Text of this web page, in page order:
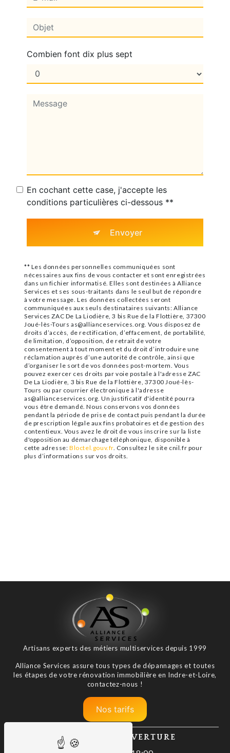
Combien font dix plus sept
En cochant cette case, j'accepte les
conditions particulières ci-dessous **
Envoyer
** Les données personnelles communiquées sont
nécessaires aux fins de vous contacter et sont enregistrées
dans un fichier informatisé. Elles sont destinées à Alliance
Services et ses sous-traitants dans le seul but de répondre
à votre message. Les données collectées seront
communiquées aux seuls destinataires suivants: Alliance
Services ZAC De La Liodière, 3 bis Rue de la Flottière, 37300
Joué-lès-Tours as@allianceservices.org. Vous disposez de
droits d’accès, de rectification, d’effacement, de portabilité,
de limitation, d’opposition, de retrait de votre
consentement à tout moment et du droit d’introduire une
réclamation auprès d’une autorité de contrôle, ainsi que
d’organiser le sort de vos données post-mortem. Vous
pouvez exercer ces droits par voie postale à l'adresse ZAC
De La Liodière, 3 bis Rue de la Flottière, 37300 Joué-lès-
Tours ou par courrier électronique à l'adresse
as@allianceservices.org. Un justificatif d'identité pourra
vous être demandé. Nous conservons vos données
pendant la période de prise de contact puis pendant la durée
de prescription légale aux fins probatoires et de gestion des
contentieux. Vous avez le droit de vous inscrire sur la liste
d'opposition au démarchage téléphonique, disponible à
cette adresse: Bloctel.gouv.fr . Consultez le site cnil.fr pour
plus d’informations sur vos droits.
Artisans experts des métiers multiservices depuis 1999
Alliance Services assure tous types de dépannages et toutes
les étapes de votre rénovation immobilière en Indre-et-Loire,
contactez-nous !
Nos tarifs
HORAIRES D'OUVERTURE